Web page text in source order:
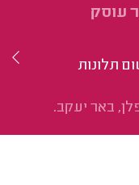
עוסק
תלונות
באר יעקב.